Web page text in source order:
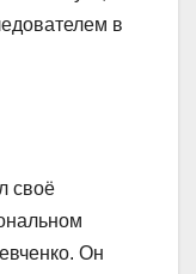
в
своё
Он